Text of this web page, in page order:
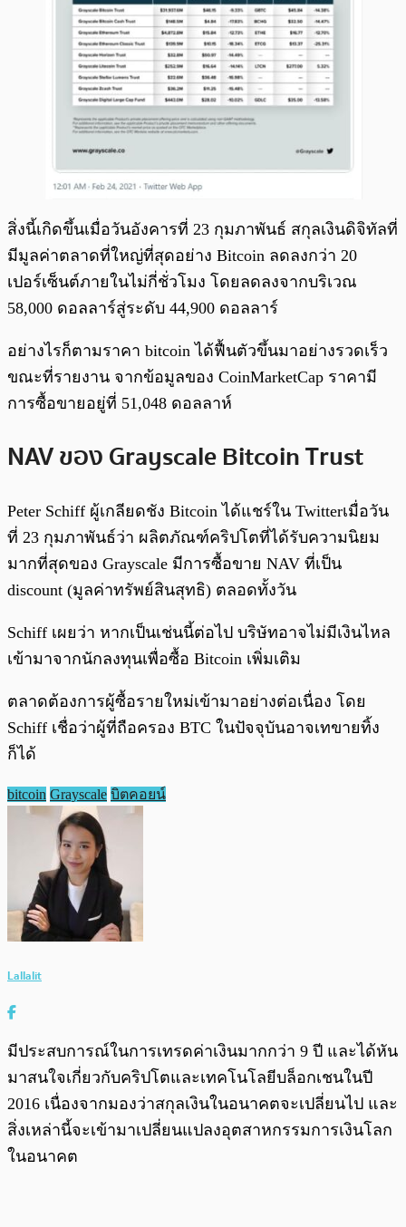
สิ่งนี้เกิดขึ้นเมื่อวันอังคารที่ 23 กุมภาพันธ์ สกุลเงินดิจิทัลที่
มีมูลค่าตลาดที่ใหญ่ที่สุดอย่าง Bitcoin ลดลงกว่า 20
เปอร์เซ็นต์ภายในไม่กี่ชั่วโมง โดยลดลงจากบริเวณ
58,000 ดอลลาร์สู่ระดับ 44,900 ดอลลาร์
อย่างไรก็ตามราคา bitcoin ได้ฟื้นตัวขึ้นมาอย่างรวดเร็ว
ขณะที่รายงาน จากข้อมูลของ CoinMarketCap ราคามี
การซื้อขายอยู่ที่ 51,048 ดอลลาห์
NAV ของ Grayscale Bitcoin Trust
Peter Schiff ผู้เกลียดชัง Bitcoin ได้แชร์ใน Twitterเมื่อวัน
ที่ 23 กุมภาพันธ์ว่า ผลิตภัณฑ์คริปโตที่ได้รับความนิยม
มากที่สุดของ Grayscale มีการซื้อขาย NAV ที่เป็น
discount (มูลค่าทรัพย์สินสุทธิ) ตลอดทั้งวัน
Schiff เผยว่า หากเป็นเช่นนี้ต่อไป บริษัทอาจไม่มีเงินไหล
เข้ามาจากนักลงทุนเพื่อซื้อ Bitcoin เพิ่มเติม
ตลาดต้องการผู้ซื้อรายใหม่เข้ามาอย่างต่อเนื่อง โดย
Schiff เชื่อว่าผู้ที่ถือครอง BTC ในปัจจุบันอาจเทขายทิ้ง
ก็ได้
bitcoin Grayscale บิตคอยน์
Lallalit
มีประสบการณ์ในการเทรดค่าเงินมากกว่า 9 ปี และได้หัน
มาสนใจเกี่ยวกับคริปโตและเทคโนโลยีบล็อกเชนในปี
2016 เนื่องจากมองว่าสกุลเงินในอนาคตจะเปลี่ยนไป และ
สิ่งเหล่านี้จะเข้ามาเปลี่ยนแปลงอุตสาหกรรมการเงินโลก
ในอนาคต